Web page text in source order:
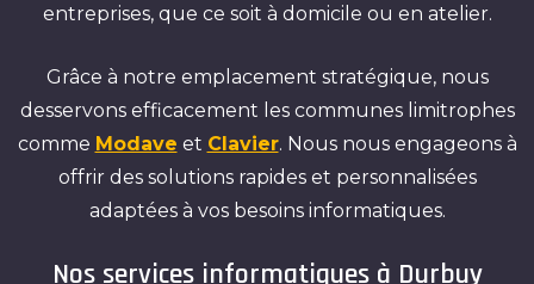
entreprises, que ce soit à domicile ou en atelier.
Grâce à notre emplacement stratégique, nous
desservons efficacement les communes limitrophes
comme Modave et Clavier. Nous nous engageons à
offrir des solutions rapides et personnalisées
adaptées à vos besoins informatiques.
Nos services informatiques à Durbuy